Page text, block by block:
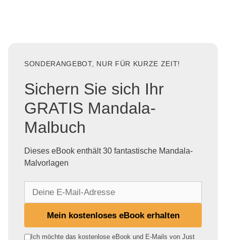
SONDERANGEBOT, NUR FÜR KURZE ZEIT!
Sichern Sie sich Ihr
GRATIS Mandala-
Malbuch
Dieses eBook enthält 30 fantastische Mandala-
Malvorlagen
e
Mein kostenloses eBook erhalten
Ich möchte das kostenlose eBook und E-Mails von Just